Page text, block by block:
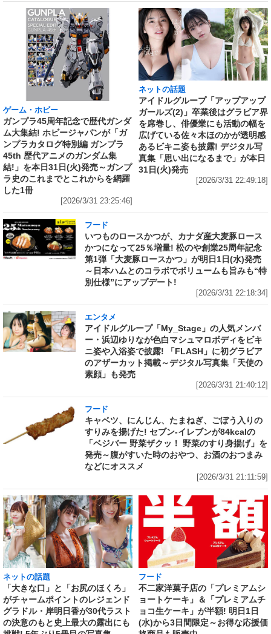
ゲーム・ホビー
ガンプラ45周年記念で歴代ガンダ
ム大集結! ホビージャパンが「ガ
ンプラカタログ特別編 ガンプラ
45th 歴代アニメのガンダム集
結!」を本日31日(火)発売～ガンプ
ラ史のこれまでとこれからを網羅
した1冊
[2026/3/31 23:25:46]
ネットの話題
アイドルグループ「アップアップ
ガールズ(2)」卒業後はグラビア界
を席巻し、俳優業にも活動の幅を
広げている佐々木ほのかが透明感
あるビキニ姿も披露! デジタル写
真集「思い出になるまで」が本日
31日(火)発売
[2026/3/31 22:49:18]
フード
いつものロースかつが、カナダ産大麦豚ロース
かつになって25％増量! 松のや創業25周年記念
第1弾「大麦豚ロースかつ」が明日1日(水)発売
～日本ハムとのコラボでボリュームも旨みも“特
別仕様”にアップデート!
[2026/3/31 22:18:34]
エンタメ
アイドルグループ「My_Stage」の人気メンバ
ー・浜辺ゆりなが色白マシュマロボディをビキ
ニ姿や入浴姿で披露! 「FLASH」に初グラビア
のアザーカット掲載～デジタル写真集「天使の
素顔」も発売
[2026/3/31 21:40:12]
フード
キャベツ、にんじん、たまねぎ、ごぼう入りの
すりみを揚げた! セブン‐イレブンが84kcalの
「ベジバー 野菜ザクッ！ 野菜のすり身揚げ」を
発売～腹がすいた時のおやつ、お酒のおつまみ
などにオススメ
[2026/3/31 21:11:59]
ネットの話題
「大きな口」と「お尻のほくろ」
がチャームポイントのレジェンド
グラドル・岸明日香が30代ラスト
の決意のもと史上最大の露出にも
フード
不二家洋菓子店の「プレミアムシ
ョートケーキ」＆「プレミアムチ
ョコ生ケーキ」が半額! 明日1日
(水)から3日間限定～お得な応援価